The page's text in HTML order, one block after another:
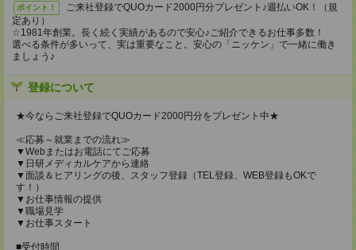
ポイント！
ご来社登録でQUOカード2000円分プレゼント♪週払いOK！（規
定あり）
☆1981年創業。長く続く実績があるので安心♪ご紹介できるお仕事多数！
選べる条件が多いって、実は重要なこと。安心の「ニッケン」で一緒に働き
ましょう♪
登録について
★今ならご来社登録でQUOカード2000円分をプレゼント中★
≪応募～就業までの流れ≫
▼Webまたはお電話にてご応募
▼日研メディカルケアから連絡
▼面談＆ヒアリングの後、スタッフ登録（TEL登録、WEB登録もOKで
す！）
▼お仕事情報の提供
▼職場見学
▼お仕事スタート
■受付時間